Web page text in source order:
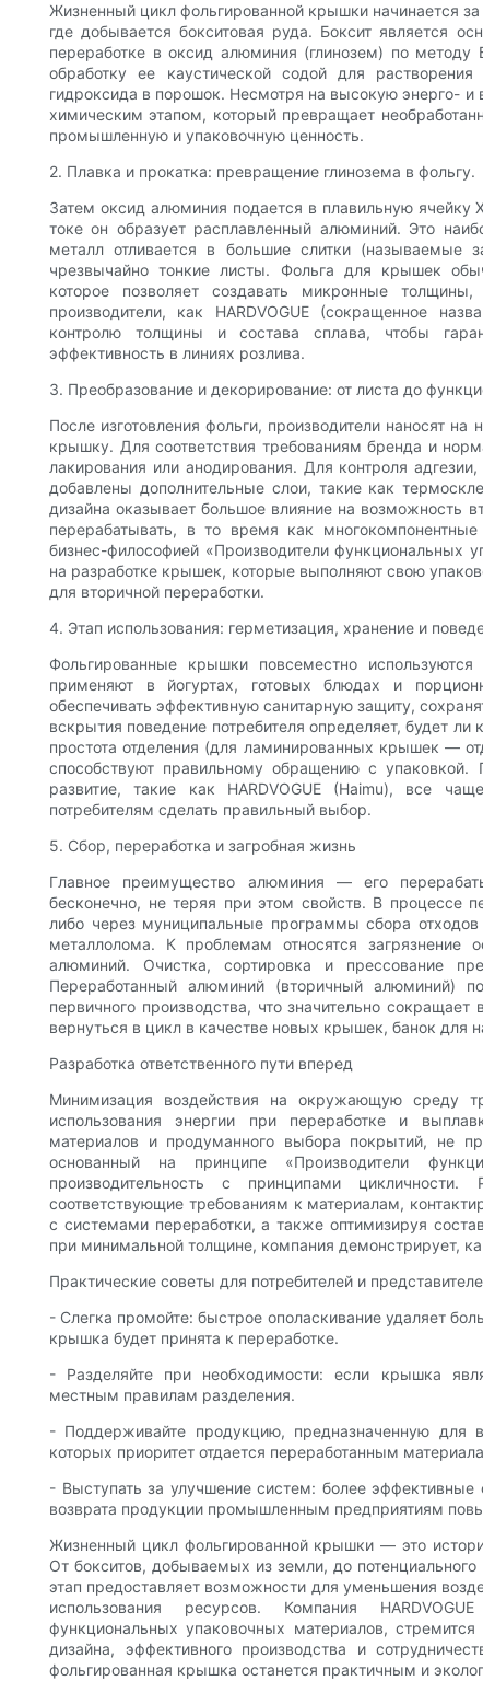
Жизненный цикл фольгированной крышки начинается
где добывается бокситовая руда. Боксит является
переработке в оксид алюминия (глинозем) по
обработку ее каустической содой для
гидроксида в порошок. Несмотря на высокую энерго-
химическим этапом, который превращает
промышленную и упаковочную ценность.
2. Плавка и прокатка: превращение глинозема в фольгу.
Затем оксид алюминия подается в плавильную ячейку
токе он образует расплавленный алюминий. Это
металл отливается в большие слитки (называемые
чрезвычайно тонкие листы. Фольга для крышек
которое позволяет создавать микронные
производители, как HARDVOGUE (сокращенное
контролю толщины и состава сплава, чтобы
эффективность в линиях розлива.
3. Преобразование и декорирование: от листа до
После изготовления фольги, производители наносят
крышку. Для соответствия требованиям бренда и
лакирования или анодирования. Для контроля
добавлены дополнительные слои, такие как
дизайна оказывает большое влияние на возможность
перерабатывать, в то время как
бизнес-философией «Производители функциональных
на разработке крышек, которые выполняют свою
для вторичной переработки.
4. Этап использования: герметизация, хранение и
Фольгированные крышки повсеместно
применяют в йогуртах, готовых блюдах и
обеспечивать эффективную санитарную защиту,
вскрытия поведение потребителя определяет, будет
простота отделения (для ламинированных крышек —
способствуют правильному обращению с упаковкой.
развитие, такие как HARDVOGUE (Haimu), все
потребителям сделать правильный выбор.
5. Сбор, переработка и загробная жизнь
Главное преимущество алюминия — его
бесконечно, не теряя при этом свойств. В процессе
либо через муниципальные программы сбора
металлолома. К проблемам относятся
алюминий. Очистка, сортировка и прессование
Переработанный алюминий (вторичный алюминий)
первичного производства, что значительно
вернуться в цикл в качестве новых крышек, банок для
Разработка ответственного пути вперед
Минимизация воздействия на окружающую среду
использования энергии при переработке и
материалов и продуманного выбора покрытий, не
основанный на принципе «Производители
производительность с принципами
соответствующие требованиям к материалам,
с системами переработки, а также оптимизируя
при минимальной толщине, компания демонстрирует,
Практические советы для потребителей и
- Слегка промойте: быстрое ополаскивание удаляет
крышка будет принята к переработке.
- Разделяйте при необходимости: если крышка
местным правилам разделения.
- Поддерживайте продукцию, предназначенную для
которых приоритет отдается переработанным
- Выступать за улучшение систем: более
возврата продукции промышленным предприятиям
Жизненный цикл фольгированной крышки — это
От бокситов, добываемых из земли, до
этап предоставляет возможности для уменьшения
использования ресурсов. Компания
функциональных упаковочных материалов,
дизайна, эффективного производства и
фольгированная крышка останется практичным и